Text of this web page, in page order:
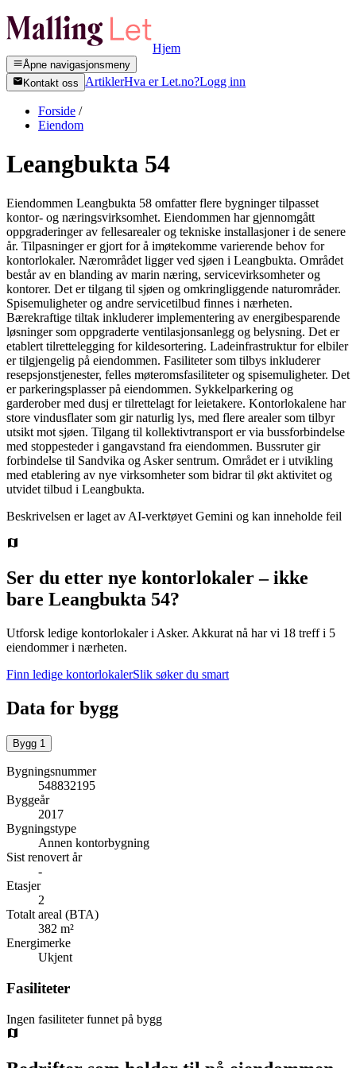
Hjem
Åpne navigasjonsmeny
Kontakt oss
ArtiklerHva er Let.no?Logg inn
Forside /
Eiendom
Leangbukta 54
Eiendommen Leangbukta 58 omfatter flere bygninger tilpasset
kontor- og næringsvirksomhet. Eiendommen har gjennomgått
oppgraderinger av fellesarealer og tekniske installasjoner i de senere
år. Tilpasninger er gjort for å imøtekomme varierende behov for
kontorlokaler. Nærområdet ligger ved sjøen i Leangbukta. Området
består av en blanding av marin næring, servicevirksomheter og
kontorer. Det er tilgang til sjøen og omkringliggende naturområder.
Spisemuligheter og andre servicetilbud finnes i nærheten.
Bærekraftige tiltak inkluderer implementering av energibesparende
løsninger som oppgraderte ventilasjonsanlegg og belysning. Det er
etablert tilrettelegging for kildesortering. Ladeinfrastruktur for elbiler
er tilgjengelig på eiendommen. Fasiliteter som tilbys inkluderer
resepsjonstjenester, felles møteromsfasiliteter og spisemuligheter. Det
er parkeringsplasser på eiendommen. Sykkelparkering og
garderober med dusj er tilrettelagt for leietakere. Kontorlokalene har
store vindusflater som gir naturlig lys, med flere arealer som tilbyr
utsikt mot sjøen. Tilgang til kollektivtransport er via bussforbindelse
med stoppesteder i gangavstand fra eiendommen. Bussruter gir
forbindelse til Sandvika og Asker sentrum. Området er i utvikling
med etablering av nye virksomheter som bidrar til økt aktivitet og
utvidet tilbud i Leangbukta.
Beskrivelsen er laget av AI-verktøyet Gemini og kan inneholde feil
Ser du etter nye kontorlokaler – ikke
bare Leangbukta 54?
Utforsk ledige kontorlokaler i Asker. Akkurat nå har vi 18 treff i 5
eiendommer i nærheten.
Finn ledige kontorlokalerSlik søker du smart
Data for bygg
Bygg 1
Bygningsnummer
548832195
Byggeår
2017
Bygningstype
Annen kontorbygning
Sist renovert år
-
Etasjer
2
Totalt areal (BTA)
382 m²
Energimerke
Ukjent
Fasiliteter
Ingen fasiliteter funnet på bygg